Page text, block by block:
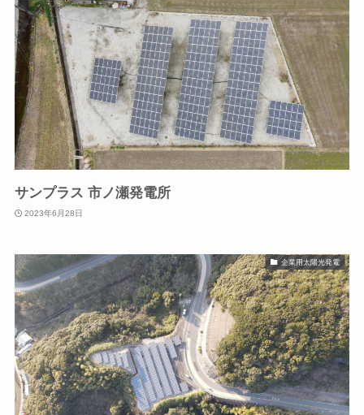
サンプラス 市ノ瀬発電所
2023年6月28日
企業用太陽光発電